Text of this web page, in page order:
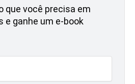
que você precisa em
e ganhe um e-book